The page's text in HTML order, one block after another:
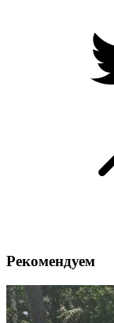
Рекомендуем